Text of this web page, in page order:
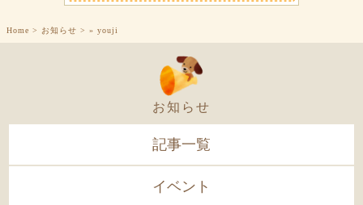
Home > お知らせ > » youji
お知らせ
記事一覧
イベント